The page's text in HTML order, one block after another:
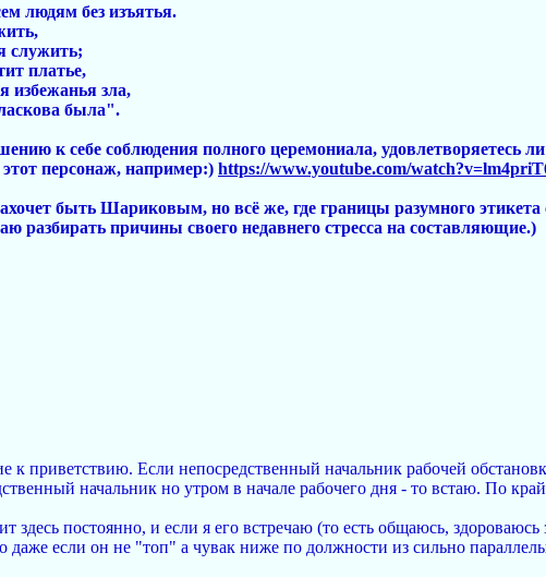
людям без изъятья.
служить;
платье,
избежанья зла,
была".
к себе соблюдения полного церемониала, удовлетворяетесь
персонаж, например:) https://www.youtube.com/
быть Шариковым, но всё же, где границы разумного
разбирать причины своего недавнего стресса на составляющие.)
к приветствию. Если непосредственный начальник рабочей
начальник но утром в начале рабочего дня - то встаю. По
здесь постоянно, и если я его встречаю (то есть общаюсь,
даже если он не "топ" а чувак ниже по должности из сильно